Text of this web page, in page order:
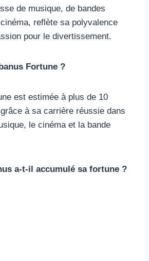
de musique, de bandes
reflète sa polyvalence
pour le divertissement.
Fortune ?
est estimée à plus de 10
à sa carrière réussie dans
le cinéma et la bande
a-t-il accumulé sa fortune ?